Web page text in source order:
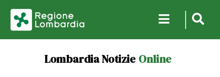
Lombardia Notizie Online